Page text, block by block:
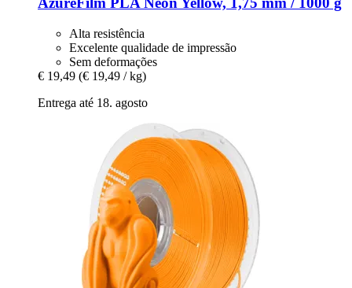
Alta resistência
Excelente qualidade de impressão
Sem deformações
€ 19,49 (€ 19,49 / kg)
Entrega até 18. agosto